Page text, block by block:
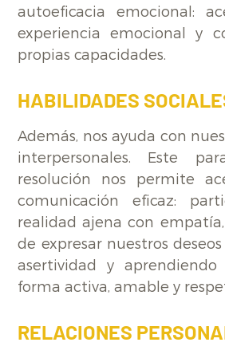
autoeficacia emocional:
experiencia emocional y
propias capacidades.
HABILIDADES
Además, nos ayuda con
interpersonales. Este
resolución nos permite
comunicación eficaz:
realidad ajena con
de expresar nuestros
asertividad y
forma activa, amable y
RELACIONES